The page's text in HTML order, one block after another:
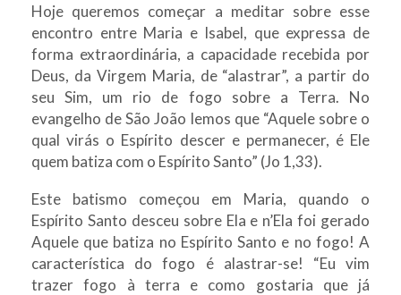
Hoje queremos começar a meditar sobre esse
encontro entre Maria e Isabel, que expressa de
forma extraordinária, a capacidade recebida por
Deus, da Virgem Maria, de “alastrar”, a partir do
seu Sim, um rio de fogo sobre a Terra. No
evangelho de São João lemos que “Aquele sobre o
qual virás o Espírito descer e permanecer, é Ele
quem batiza com o Espírito Santo” (Jo 1,33).
Este batismo começou em Maria, quando o
Espírito Santo desceu sobre Ela e n’Ela foi gerado
Aquele que batiza no Espírito Santo e no fogo! A
característica do fogo é alastrar-se! “Eu vim
trazer fogo à terra e como gostaria que já